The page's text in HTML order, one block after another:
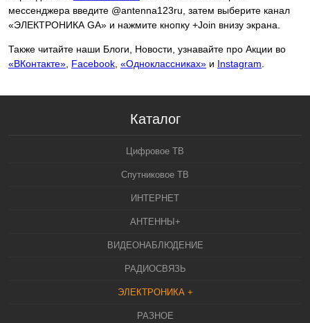
мессенджера введите @antenna123ru, затем выберите канал
«ЭЛЕКТРОНИКА GA» и нажмите кнопку +Join внизу экрана.
Также читайте наши Блоги, Новости, узнавайте про Акции во
«ВКонтакте» Facebook «Одноклассниках» и Instagram
Каталог
Цифровое ТВ
Спутниковое ТВ
ИНТЕРНЕТ
АНТЕННЫ+
ВИДЕОНАБЛЮДЕНИЕ
РАДИОСВЯЗЬ
ЭЛЕКТРОНИКА +
РАЗНОЕ